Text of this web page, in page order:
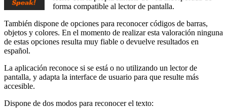
forma compatible al lector de pantalla.
También dispone de opciones para reconocer códigos de barras,
objetos y colores. En el momento de realizar esta valoración ninguna
de estas opciones resulta muy fiable o devuelve resultados en
español.
La aplicación reconoce si se está o no utilizando un lector de
pantalla, y adapta la interface de usuario para que resulte más
accesible.
Dispone de dos modos para reconocer el texto: